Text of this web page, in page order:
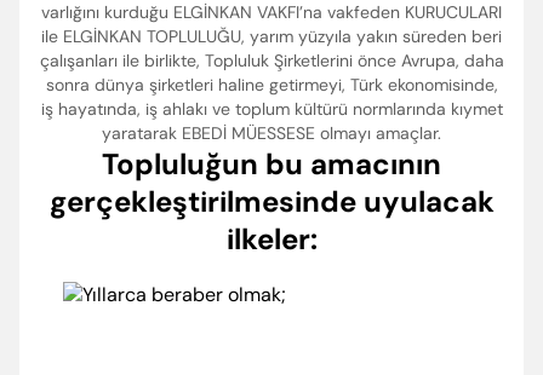
varlığını kurduğu ELGİNKAN VAKFI’na vakfeden KURUCULARI
ile ELGİNKAN TOPLULUĞU, yarım yüzyıla yakın süreden beri
çalışanları ile birlikte, Topluluk Şirketlerini önce Avrupa, daha
sonra dünya şirketleri haline getirmeyi, Türk ekonomisinde,
iş hayatında, iş ahlakı ve toplum kültürü normlarında kıymet
yaratarak EBEDİ MÜESSESE olmayı amaçlar.
Topluluğun bu amacının
gerçekleştirilmesinde uyulacak
ilkeler: